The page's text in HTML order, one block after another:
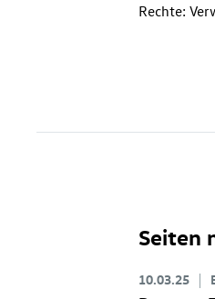
Rechte:
Seiten
10.03.25